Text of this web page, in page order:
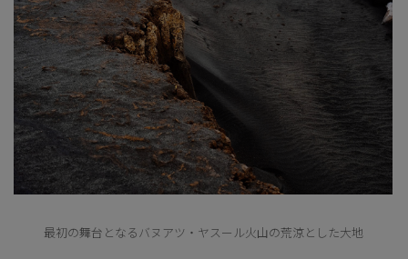
最初の舞台となるバヌアツ・ヤスール火山の荒涼とした大地